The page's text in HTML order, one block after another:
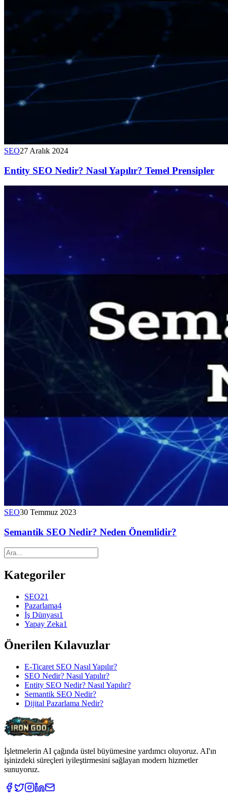
SEO27 Aralık 2024
Entity SEO Nedir? Nasıl Yapılır? Temel Prensipler
SEO30 Temmuz 2023
Semantik SEO Nedir? Neden Önemlidir?
Kategoriler
SEO21
Pazarlama4
İş Dünyası1
Yapay Zeka1
Önerilen Kılavuzlar
E-Ticaret SEO Nasıl Yapılır?
SEO Nedir? Nasıl Yapılır?
Entity SEO Nedir? Nasıl Yapılır?
Semantik SEO Nedir?
Dijital Pazarlama Nedir?
İşletmelerin AI çağında üstel büyümesine yardımcı oluyoruz. AI'ın
işinizdeki süreçleri iyileştirmesini sağlayan modern hizmetler
sunuyoruz.